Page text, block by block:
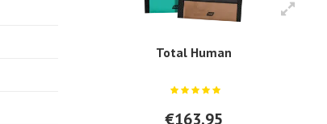
Total Human
€163,95